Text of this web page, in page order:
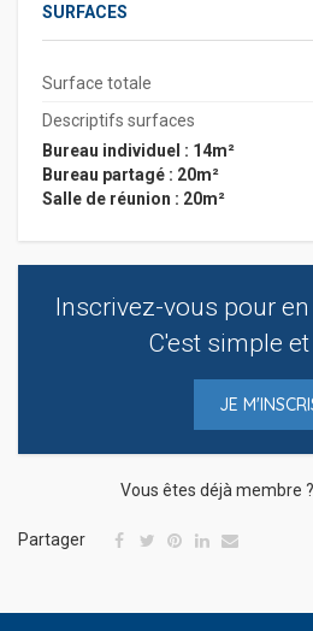
SURFACES
Surface totale
Descriptifs surfaces
Bureau individuel : 14m²
Bureau partagé : 20m²
Salle de réunion : 20m²
Inscrivez-vous pour
C'est simple
JE
Vous êtes déjà membre ?
Partager